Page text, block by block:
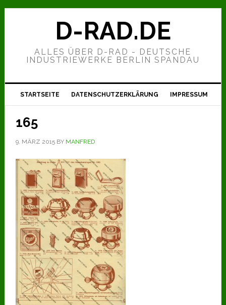
Zur
Hauptnavigation
Zum
Zur
D-RAD.DE
ALLES ÜBER D-RAD - DEUTSCHE
INDUSTRIEWERKE BERLIN SPANDAU
STARTSEITE DATENSCHUTZERKLÄRUNG IMPRESSUM
165
9. MÄRZ 2015BY MANFRED